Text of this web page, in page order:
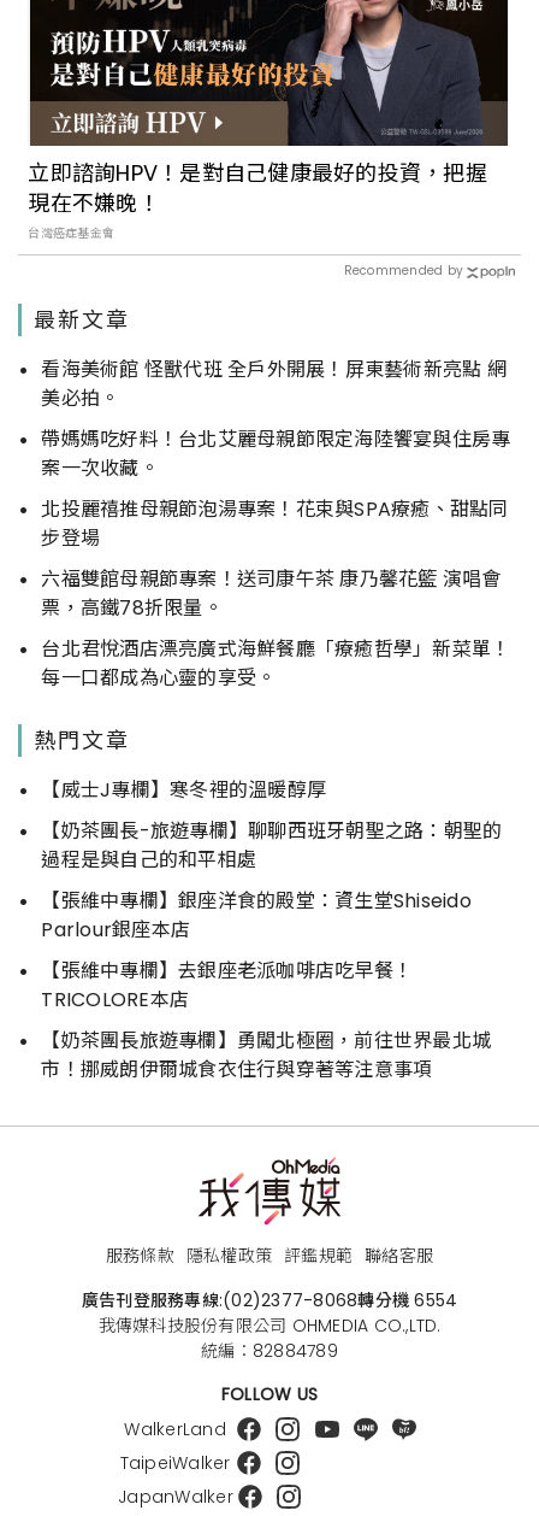
立即諮詢HPV！是對自己健康最好的投資，把握
現在不嫌晚！
台灣癌症基金會
Recommended by
最新文章
看海美術館 怪獸代班 全戶外開展！屏東藝術新亮點 網
美必拍。
帶媽媽吃好料！台北艾麗母親節限定海陸饗宴與住房專
案一次收藏。
北投麗禧推母親節泡湯專案！花束與SPA療癒、甜點同
步登場
六福雙館母親節專案！送司康午茶 康乃馨花籃 演唱會
票，高鐵78折限量。
台北君悅酒店漂亮廣式海鮮餐廳「療癒哲學」新菜單！
每一口都成為心靈的享受。
熱門文章
【威士J專欄】寒冬裡的溫暖醇厚
【奶茶團長-旅遊專欄】聊聊西班牙朝聖之路：朝聖的
過程是與自己的和平相處
【張維中專欄】銀座洋食的殿堂：資生堂Shiseido
Parlour銀座本店
【張維中專欄】去銀座老派咖啡店吃早餐！
TRICOLORE本店
【奶茶團長旅遊專欄】勇闖北極圈，前往世界最北城
市！挪威朗伊爾城食衣住行與穿著等注意事項
服務條款 隱私權政策 評鑑規範 聯絡客服
廣告刊登服務專線:(02)2377-8068轉分機 6554
我傳媒科技股份有限公司 OHMEDIA CO.,LTD.
統編：82884789
FOLLOW US
WalkerLand
TaipeiWalker
JapanWalker